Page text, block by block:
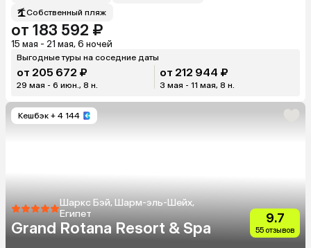
Собственный пляж
от 183 592 ₽
15 мая - 21 мая, 6 ночей
Выгодные туры на соседние даты
от 205 672 ₽
29 мая - 6 июн., 8 н.
от 212 944 ₽
3 мая - 11 мая, 8 н.
Кешбэк + 4 144
Шаркс Бэй, Шарм-эль-Шейх,
Египет
Grand Rotana Resort & Spa
9.7
55 отзывов